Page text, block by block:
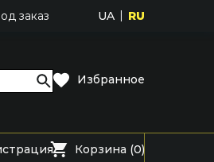
заказ UA RU
Избранное
Корзина (0)